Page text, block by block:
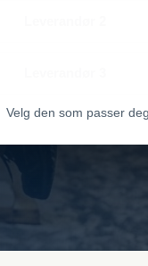
Velg den som passer